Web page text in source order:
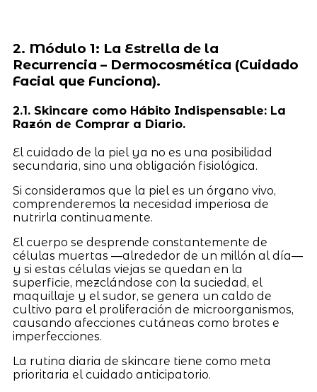
2. Módulo 1: La Estrella de la
Recurrencia – Dermocosmética (Cuidado
Facial que Funciona).
2.1. Skincare como Hábito Indispensable: La
Razón de Comprar a Diario.
El cuidado de la piel ya no es una posibilidad
secundaria, sino una obligación fisiológica.
Si consideramos que la piel es un órgano vivo,
comprenderemos la necesidad imperiosa de
nutrirla continuamente.
El cuerpo se desprende constantemente de
células muertas —alrededor de un millón al día—
y si estas células viejas se quedan en la
superficie, mezclándose con la suciedad, el
maquillaje y el sudor, se genera un caldo de
cultivo para el proliferación de microorganismos,
causando afecciones cutáneas como brotes e
imperfecciones.
La rutina diaria de skincare tiene como meta
prioritaria el cuidado anticipatorio.